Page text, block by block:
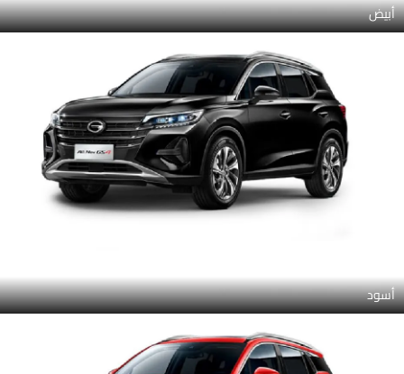
أبيض
أسود